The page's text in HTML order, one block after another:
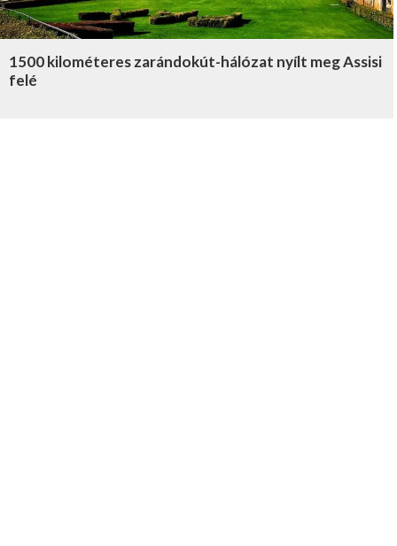
1500 kilométeres zarándokút-hálózat nyílt meg Assisi
felé